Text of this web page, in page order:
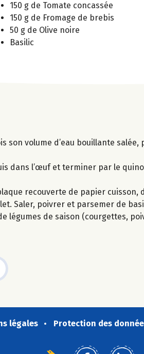
150 g de Tomate concassée
150 g de Fromage de brebis
50 g de Olive noire
Basilic
son volume d’eau bouillante
dans l’œuf et terminer par le
recouverte de papier cuisson,
Saler, poivrer et parsemer de
légumes de saison (courgettes,
légales Protection des